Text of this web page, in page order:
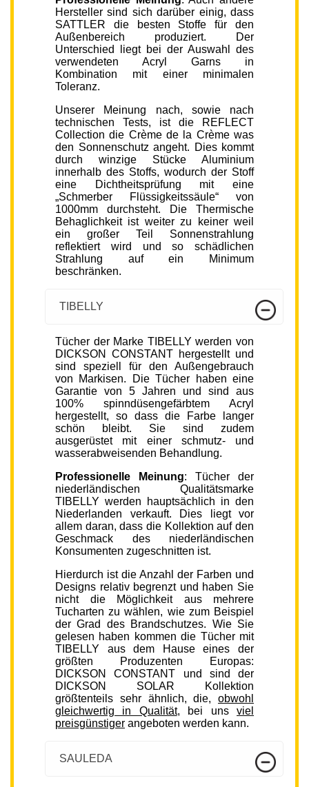
Hersteller sind sich darüber einig, dass
SATTLER die besten Stoffe für den
Außenbereich produziert. Der
Unterschied liegt bei der Auswahl des
verwendeten Acryl Garns in
Kombination mit einer minimalen
Toleranz.
Unserer Meinung nach, sowie nach
technischen Tests, ist die REFLECT
Collection die Crème de la Crème was
den Sonnenschutz angeht. Dies kommt
durch winzige Stücke Aluminium
innerhalb des Stoffs, wodurch der Stoff
eine Dichtheitsprüfung mit eine
„Schmerber Flüssigkeitssäule“ von
1000mm durchsteht. Die Thermische
Behaglichkeit ist weiter zu keiner weil
ein großer Teil Sonnenstrahlung
reflektiert wird und so schädlichen
Strahlung auf ein Minimum
beschränken.
TIBELLY
Tücher der Marke TIBELLY werden von
DICKSON CONSTANT hergestellt und
sind speziell für den Außengebrauch
von Markisen. Die Tücher haben eine
Garantie von 5 Jahren und sind aus
100% spinndüsengefärbtem Acryl
hergestellt, so dass die Farbe langer
schön bleibt. Sie sind zudem
ausgerüstet mit einer schmutz- und
wasserabweisenden Behandlung.
Professionelle Meinung: Tücher der
niederländischen Qualitätsmarke
TIBELLY werden hauptsächlich in den
Niederlanden verkauft. Dies liegt vor
allem daran, dass die Kollektion auf den
Geschmack des niederländischen
Konsumenten zugeschnitten ist.
Hierdurch ist die Anzahl der Farben und
Designs relativ begrenzt und haben Sie
nicht die Möglichkeit aus mehrere
Tucharten zu wählen, wie zum Beispiel
der Grad des Brandschutzes. Wie Sie
gelesen haben kommen die Tücher mit
TIBELLY aus dem Hause eines der
größten Produzenten Europas:
DICKSON CONSTANT und sind der
DICKSON SOLAR Kollektion
größtenteils sehr ähnlich, die, obwohl
gleichwertig in Qualität, bei unsviel
preisgünstiger angeboten werden kann.
SAULEDA